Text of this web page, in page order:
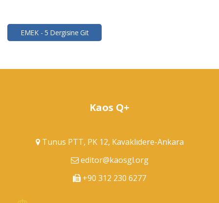
EMEK - 5 Dergisine Git
Kaos Q+
Tunus PTT, PK 12, Kavaklıdere-Ankara
editor@kaosgl.org
+90 312 230 6277